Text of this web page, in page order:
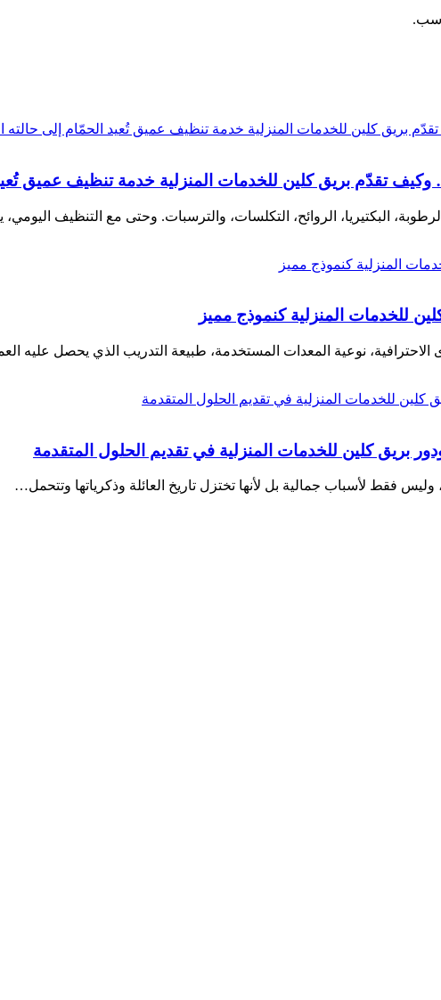
تقدّم بريق كلين للخدمات المنزلية خدمة تنظيف عميق
البكتيريا، الروائح، التكلسات، والترسبات. وحتى مع التنظيف
للخدمات المنزلية كنموذج مميز
نوعية المعدات المستخدمة، طبيعة التدريب الذي يحصل عليه
كلين للخدمات المنزلية في تقديم الحلول المتقدمة
فقط لأسباب جمالية بل لأنها تختزل تاريخ العائلة وذكرياتها وتتحمل…